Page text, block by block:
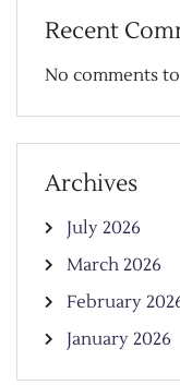
Recent
No comments
Archives
July 2026
March 2026
February
January 2026